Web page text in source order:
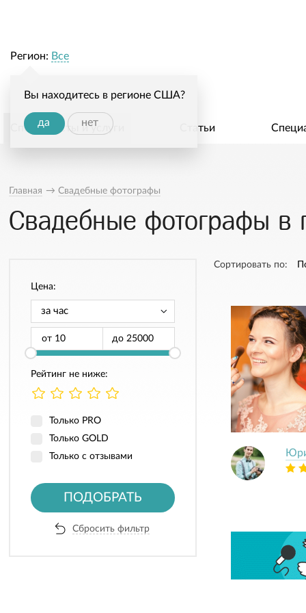
Регион: Все
Вы находитесь в регионе США?
да нет
Специалисты и услуги Статьи
Главная → Свадебные фотографы
Свадебные фотографы в
Цена:
от до
Рейтинг не ниже:
Только PRO
Только GOLD
Только с отзывами
ПОДОБРАТЬ
Сбросить фильтр
Сортировать по: